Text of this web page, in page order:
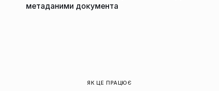
метаданими документа
ЯК ЦЕ ПРАЦЮЄ